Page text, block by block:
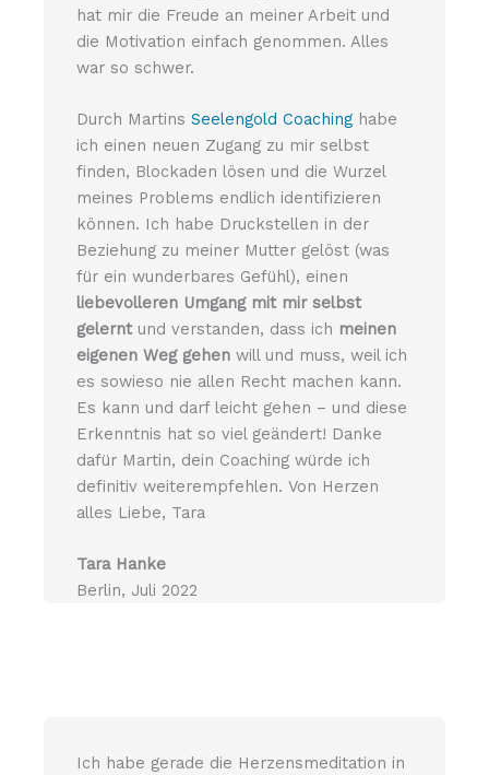
hat mir die Freude an meiner Arbeit und
die Motivation einfach genommen. Alles
war so schwer.
Durch Martins Seelengold Coaching habe
ich einen neuen Zugang zu mir selbst
finden, Blockaden lösen und die Wurzel
meines Problems endlich identifizieren
können. Ich habe Druckstellen in der
Beziehung zu meiner Mutter gelöst (was
für ein wunderbares Gefühl), einen
liebevolleren Umgang mit mir selbst
gelerntund verstanden, dass ich meinen
eigenen Weg gehen will und muss, weil ich
es sowieso nie allen Recht machen kann.
Es kann und darf leicht gehen – und diese
Erkenntnis hat so viel geändert! Danke
dafür Martin, dein Coaching würde ich
definitiv weiterempfehlen. Von Herzen
alles Liebe, Tara
Tara Hanke
Berlin, Juli 2022
Ich habe gerade die Herzensmeditation in